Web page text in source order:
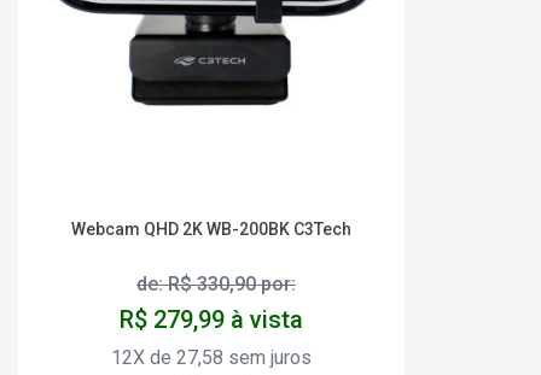
Webcam QHD 2K WB-200BK C3Tech
de: R$ 330,90 por:
R$ 279,99 à vista
12X de 27,58 sem juros